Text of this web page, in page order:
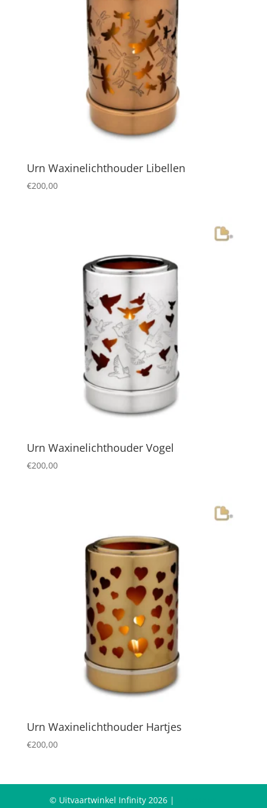
Urn Waxinelichthouder Libellen
€200,00
Urn Waxinelichthouder Vogel
€200,00
Urn Waxinelichthouder Hartjes
€200,00
© Uitvaartwinkel Infinity 2026 |